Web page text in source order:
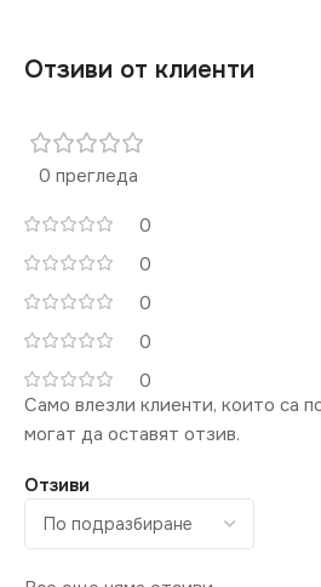
Отзиви от клиенти
0 прегледа
0
0
0
0
0
Отзиви
Само влезли клиенти, които са
могат да оставят отзив.